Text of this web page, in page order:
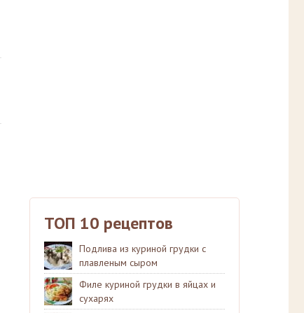
ТОП 10 рецептов
Подлива из куриной грудки с
плавленым сыром
Филе куриной грудки в яйцах и
сухарях